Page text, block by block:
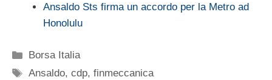
Ansaldo Sts firma un accordo per la Metro ad
Honolulu
Categorie
Borsa Italia
Tag
Ansaldo,cdp,finmeccanica